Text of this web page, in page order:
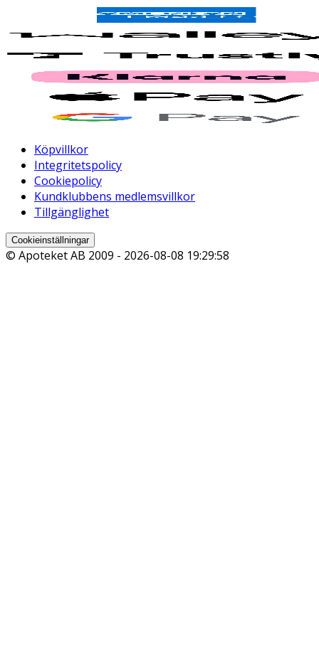
Köpvillkor
Integritetspolicy
Cookiepolicy
Kundklubbens medlemsvillkor
Tillgänglighet
Cookieinställningar
© Apoteket AB 2009 - 2026-08-08 19:29:58